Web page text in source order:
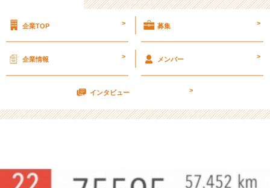
社
デ
ン
ィ
タ
企業TOP > 募集 >
企業情報 > メンバー >
インタビュー >